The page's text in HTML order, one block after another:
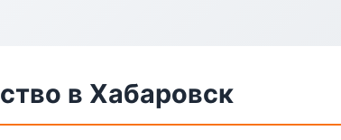
в Хабаровск